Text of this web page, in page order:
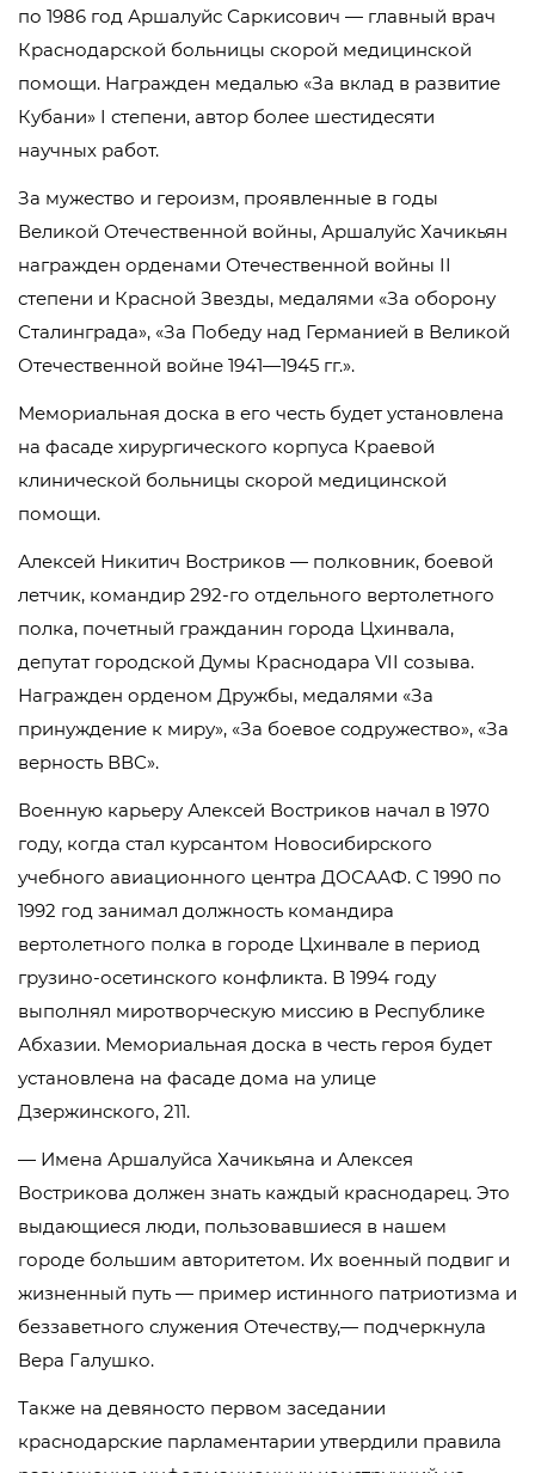
по 1986 год Аршалуйс Саркисович — главный врач
Краснодарской больницы скорой медицинской
помощи. Награжден медалью «За вклад в развитие
Кубани» I степени, автор более шестидесяти
научных работ.
За мужество и героизм, проявленные в годы
Великой Отечественной войны, Аршалуйс Хачикьян
награжден орденами Отечественной войны II
степени и Красной Звезды, медалями «За оборону
Сталинграда», «За Победу над Германией в Великой
Отечественной войне 1941—1945 гг.».
Мемориальная доска в его честь будет установлена
на фасаде хирургического корпуса Краевой
клинической больницы скорой медицинской
помощи.
Алексей Никитич Востриков — полковник, боевой
летчик, командир 292-го отдельного вертолетного
полка, почетный гражданин города Цхинвала,
депутат городской Думы Краснодара VII созыва.
Награжден орденом Дружбы, медалями «За
принуждение к миру», «За боевое содружество», «За
верность ВВС».
Военную карьеру Алексей Востриков начал в 1970
году, когда стал курсантом Новосибирского
учебного авиационного центра ДОСААФ. С 1990 по
1992 год занимал должность командира
вертолетного полка в городе Цхинвале в период
грузино-осетинского конфликта. В 1994 году
выполнял миротворческую миссию в Республике
Абхазии. Мемориальная доска в честь героя будет
установлена на фасаде дома на улице
Дзержинского, 211.
— Имена Аршалуйса Хачикьяна и Алексея
Вострикова должен знать каждый краснодарец. Это
выдающиеся люди, пользовавшиеся в нашем
городе большим авторитетом. Их военный подвиг и
жизненный путь — пример истинного патриотизма и
беззаветного служения Отечеству,— подчеркнула
Вера Галушко.
Также на девяносто первом заседании
краснодарские парламентарии утвердили правила